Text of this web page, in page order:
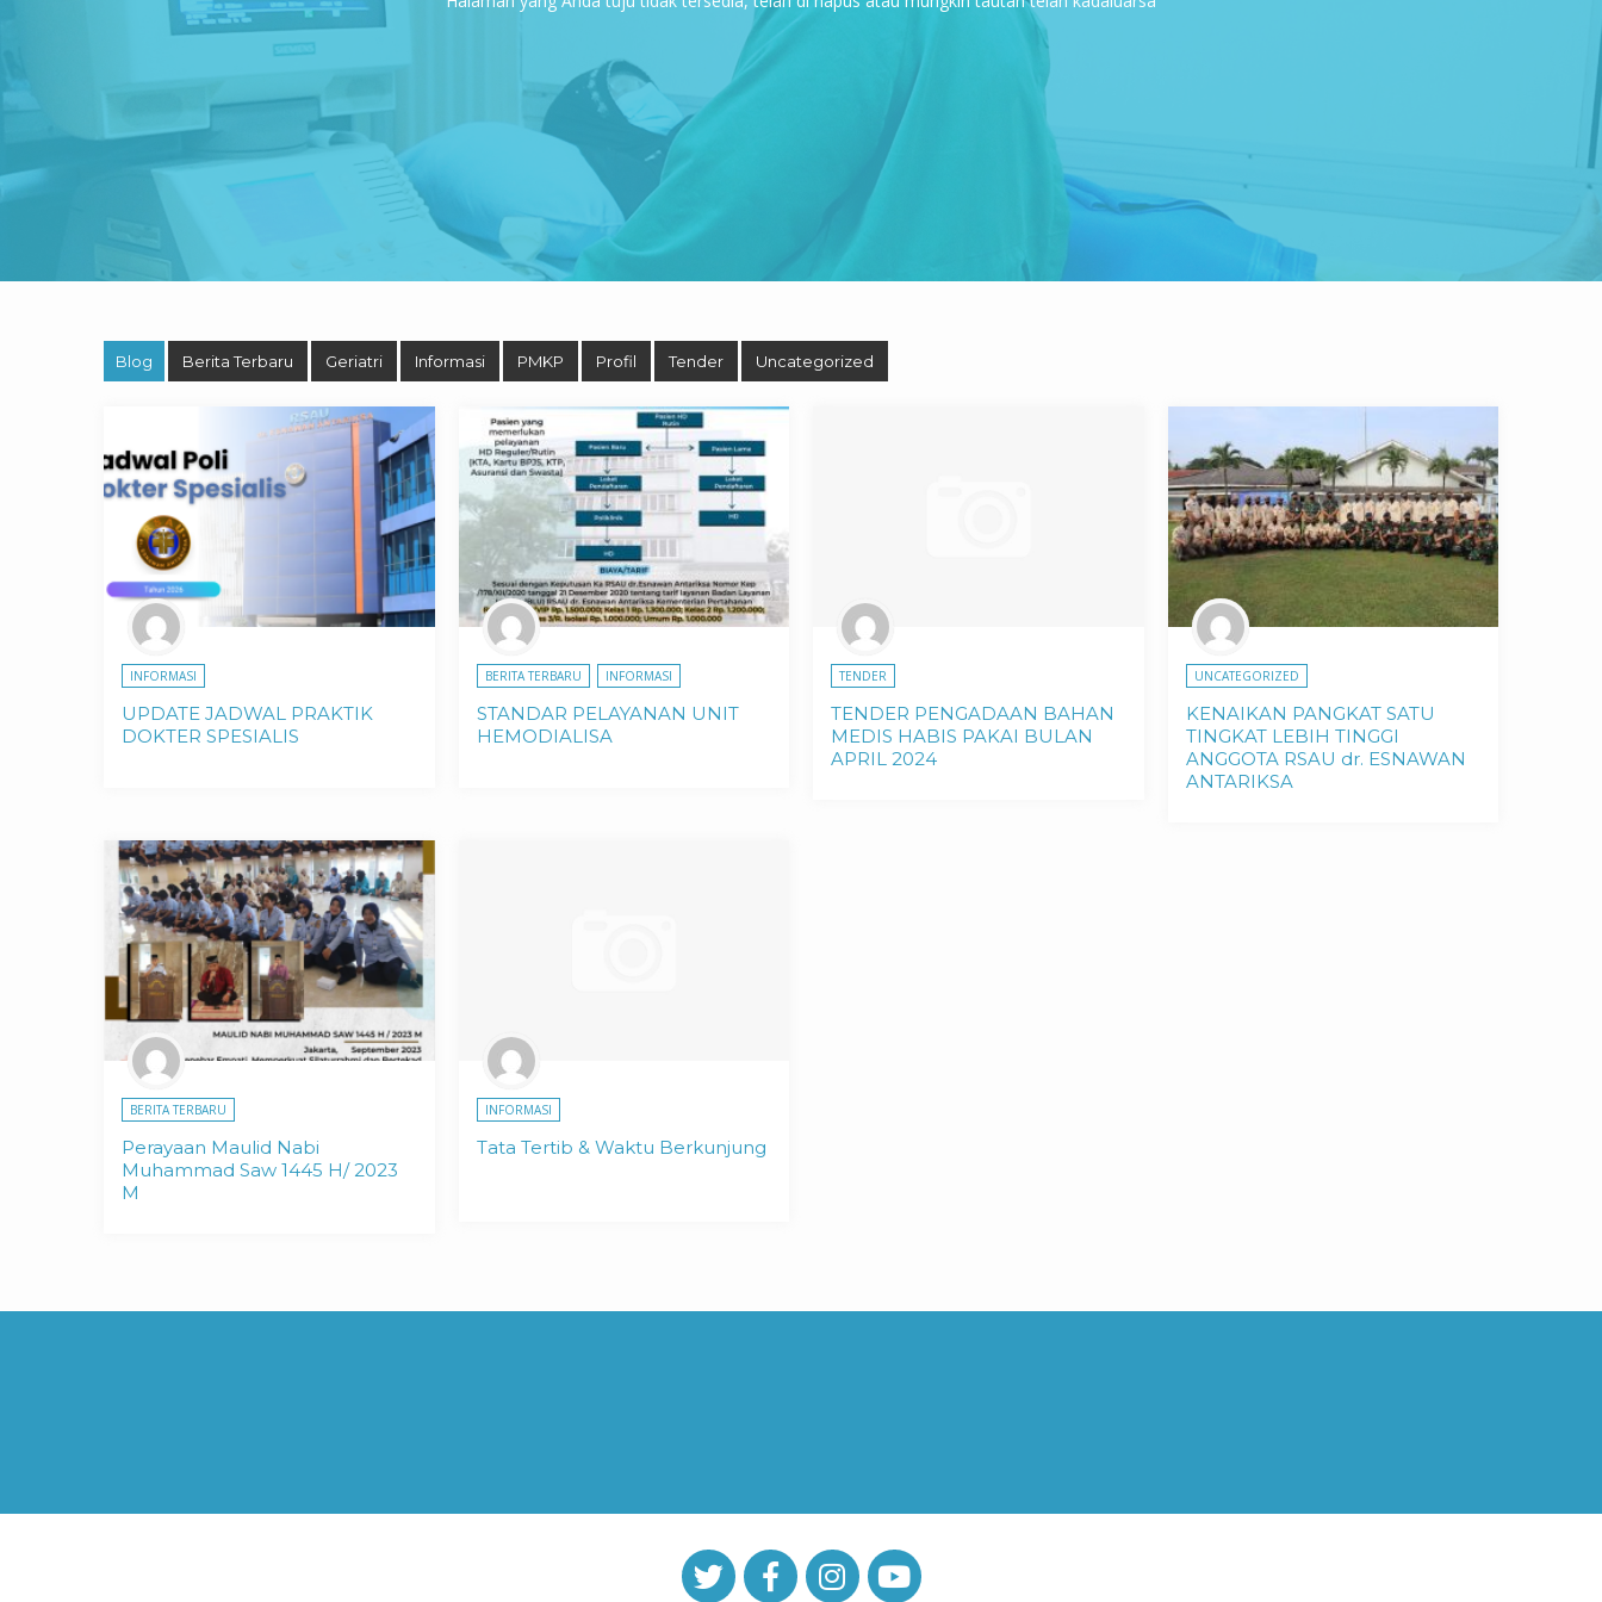
Blog Berita Terbaru Geriatri Informasi PMKP Profil Tender Uncategorized
INFORMASI
UPDATE JADWAL PRAKTIK
DOKTER SPESIALIS
BERITA TERBARU INFORMASI
STANDAR PELAYANAN UNIT
HEMODIALISA
TENDER
TENDER PENGADAAN BAHAN
MEDIS HABIS PAKAI BULAN
APRIL 2024
UNCATEGORIZED
KENAIKAN PANGKAT SATU
TINGKAT LEBIH TINGGI
ANGGOTA RSAU dr. ESNAWAN
ANTARIKSA
BERITA TERBARU
Perayaan Maulid Nabi
Muhammad Saw 1445 H/ 2023
M
INFORMASI
Tata Tertib & Waktu Berkunjung